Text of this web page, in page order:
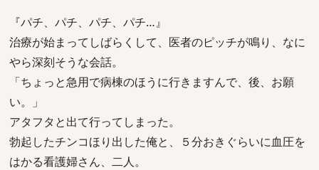
『パチ、パチ、パチ、パチ…』
治療が始まってしばらくして、医者のピッチが鳴り、なに
やら深刻そうな会話。
「ちょっと急用で病棟のほうに行きますんで、後、お願
い。」
アタフタと出て行ってしまった。
勃起したチンコほり出した俺と、５分おきぐらいに血圧を
はかる看護婦さん、二人。